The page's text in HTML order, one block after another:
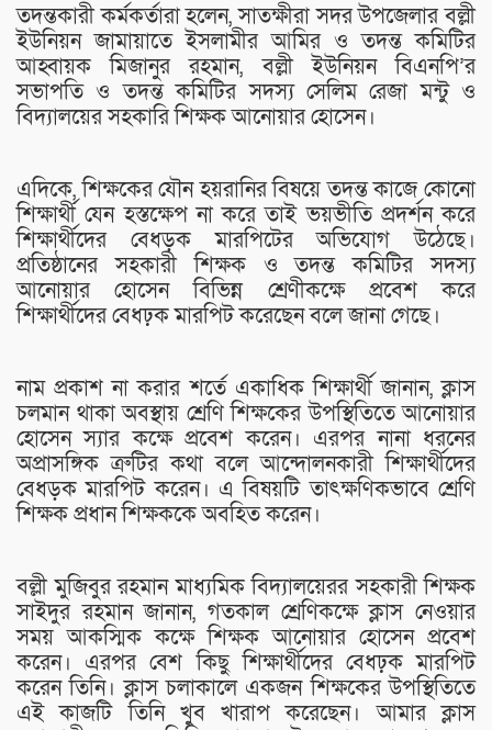
তদন্তকারী কর্মকর্তারা হলেন, সাতক্ষীরা সদর উপজেলার বল্লী
ইউনিয়ন জামায়াতে ইসলামীর আমির ও তদন্ত কমিটির
আহ্বায়ক মিজানুর রহমান, বল্লী ইউনিয়ন বিএনপি’র
সভাপতি ও তদন্ত কমিটির সদস্য সেলিম রেজা মন্টু ও
বিদ্যালয়ের সহকারি শিক্ষক আনোয়ার হোসেন।
এদিকে, শিক্ষকের যৌন হয়রানির বিষয়ে তদন্ত কাজে কোনো
শিক্ষার্থী যেন হস্তক্ষেপ না করে তাই ভয়ভীতি প্রদর্শন করে
শিক্ষার্থীদের বেধড়ক মারপিটের অভিযোগ উঠেছে।
প্রতিষ্ঠানের সহকারী শিক্ষক ও তদন্ত কমিটির সদস্য
আনোয়ার হোসেন বিভিন্ন শ্রেণীকক্ষে প্রবেশ করে
শিক্ষার্থীদের বেধঢ়ক মারপিট করেছেন বলে জানা গেছে।
নাম প্রকাশ না করার শর্তে একাধিক শিক্ষার্থী জানান, ক্লাস
চলমান থাকা অবস্থায় শ্রেণি শিক্ষকের উপস্থিতিতে আনোয়ার
হোসেন স্যার কক্ষে প্রবেশ করেন। এরপর নানা ধরনের
অপ্রাসঙ্গিক ত্রুটির কথা বলে আন্দোলনকারী শিক্ষার্থীদের
বেধড়ক মারপিট করেন। এ বিষয়টি তাৎক্ষণিকভাবে শ্রেণি
শিক্ষক প্রধান শিক্ষককে অবহিত করেন।
বল্লী মুজিবুর রহমান মাধ্যমিক বিদ্যালয়েরর সহকারী শিক্ষক
সাইদুর রহমান জানান, গতকাল শ্রেণিকক্ষে ক্লাস নেওয়ার
সময় আকস্মিক কক্ষে শিক্ষক আনোয়ার হোসেন প্রবেশ
করেন। এরপর বেশ কিছু শিক্ষার্থীদের বেধঢ়ক মারপিট
করেন তিনি। ক্লাস চলাকালে একজন শিক্ষকের উপস্থিতিতে
এই কাজটি তিনি খুব খারাপ করেছেন। আমার ক্লাস